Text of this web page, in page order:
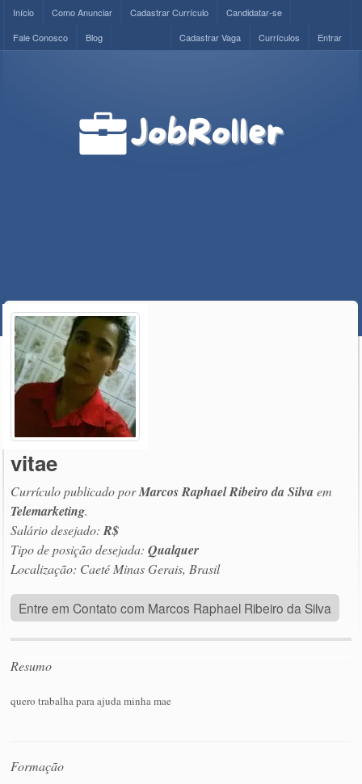
Início Como Anunciar Cadastrar Currículo
Candidatar-se
Fale Conosco
Blog Entrar
Currículos
Cadastrar Vaga
vitae
Currículo publicado porMarcos Raphael Ribeiro da Silva em
Telemarketing.
Salário desejado:R$
Tipo de posição desejada:Qualquer
Localização: Caeté Minas Gerais, Brasil
Entre em Contato com Marcos Raphael Ribeiro da Silva
Resumo
quero trabalha para ajuda minha mae
Formação